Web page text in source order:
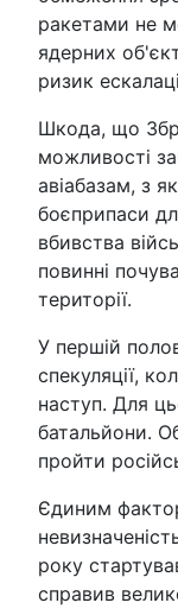
ракетами не
ядерних
ризик
Шкода, що
можливості
авіабазам, з
боєприпаси
вбивства
повинні
території.
У першій
спекуляції,
наступ. Для
батальйони.
пройти
Єдиним
року
справив